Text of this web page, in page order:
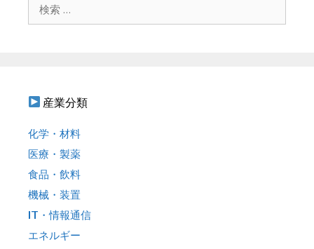
産業分類
化学・材料
医療・製薬
食品・飲料
機械・装置
IT・情報通信
エネルギー